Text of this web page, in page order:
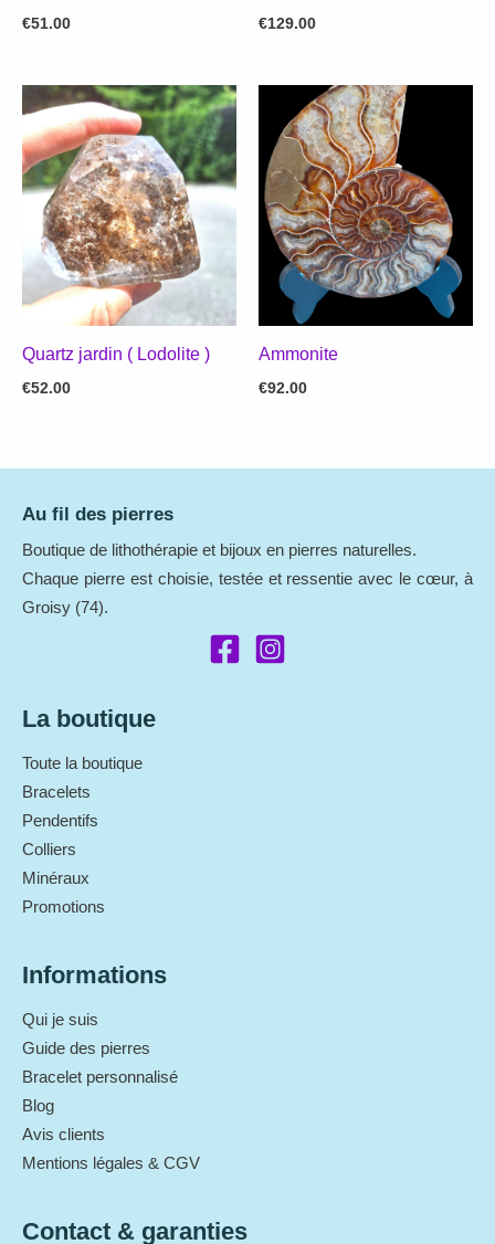
€51.00 €129.00
Quartz jardin ( Lodolite )
€52.00
Ammonite
€92.00
Au fil des pierres
Boutique de lithothérapie et bijoux en pierres naturelles.
Chaque pierre est choisie, testée et ressentie avec le cœur, à
Groisy (74).
La boutique
Toute la boutique
Bracelets
Pendentifs
Colliers
Minéraux
Promotions
Informations
Qui je suis
Guide des pierres
Bracelet personnalisé
Blog
Avis clients
Mentions légales & CGV
Contact & garanties